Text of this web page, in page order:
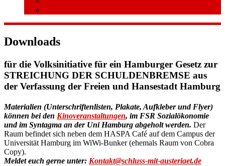
Downloads
für die Volksinitiative für ein Hamburger Gesetz zur
STREICHUNG DER SCHULDENBREMSE aus
der Verfassung der Freien und Hansestadt Hamburg
Materialien (Unterschriftenlisten, Plakate, Aufkleber und Flyer)
können bei den Kinoveranstaltungen, im FSR Sozialökonomie
und im Syntagma an der Uni Hamburg abgeholt werden. Der
Raum befindet sich neben dem HASPA Café auf dem Campus der
Universität Hamburg im WiWi-Bunker (ehemals Raum von Cobra
Copy).
Meldet euch gerne unter: Kontakt@schluss-mit-austeriaet.de